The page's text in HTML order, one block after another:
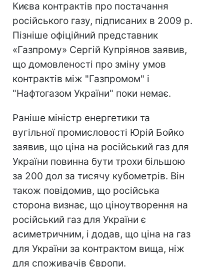
Києва контрактів про постачання
російського газу, підписаних в 2009 р.
Пізніше офіційний представник
«Газпрому» Сергій Купріянов заявив,
що домовленості про зміну умов
контрактів між "Газпромом" і
"Нафтогазом України" поки немає.
Раніше міністр енергетики та
вугільної промисловості Юрій Бойко
заявив, що ціна на російський газ для
України повинна бути трохи більшою
за 200 дол за тисячу кубометрів. Він
також повідомив, що російська
сторона визнає, що ціноутворення на
російський газ для України є
асиметричним, і додав, що ціна на газ
для України за контрактом вища, ніж
для споживачів Європи.